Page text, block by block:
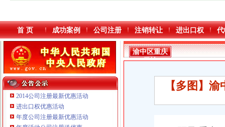
首 页 成功案例 公司注册 注销转让 进出口权
2014公司注册最新优惠活动
进出口权优惠活动
年度公司注册最新优惠活动
渝中区重庆
天地
【多图】